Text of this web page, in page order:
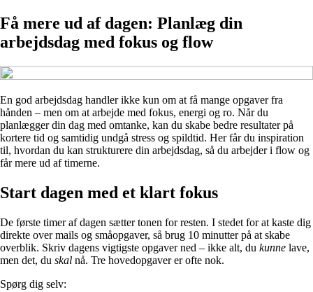
Få mere ud af dagen: Planlæg din
arbejdsdag med fokus og flow
En god arbejdsdag handler ikke kun om at få mange opgaver fra
hånden – men om at arbejde med fokus, energi og ro. Når du
planlægger din dag med omtanke, kan du skabe bedre resultater på
kortere tid og samtidig undgå stress og spildtid. Her får du inspiration
til, hvordan du kan strukturere din arbejdsdag, så du arbejder i flow og
får mere ud af timerne.
Start dagen med et klart fokus
De første timer af dagen sætter tonen for resten. I stedet for at kaste dig
direkte over mails og småopgaver, så brug 10 minutter på at skabe
overblik. Skriv dagens vigtigste opgaver ned – ikke alt, du kunne lave,
men det, du skal nå. Tre hovedopgaver er ofte nok.
Spørg dig selv: